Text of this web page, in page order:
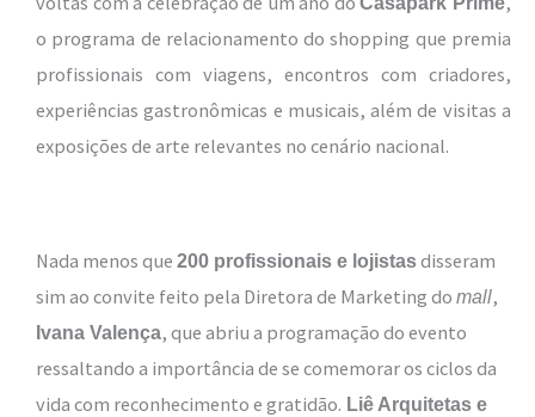
o programa de relacionamento do shopping que premia
profissionais com viagens, encontros com criadores,
experiências gastronômicas e musicais, além de visitas a
exposições de arte relevantes no cenário nacional.
Nada menos que 200 profissionais e lojistasdisseram
sim ao convite feito pela Diretora de Marketing do mall,
Ivana Valença, que abriu a programação do evento
ressaltando a importância de se comemorar os ciclos da
vida com reconhecimento e gratidão. Liê Arquitetas e